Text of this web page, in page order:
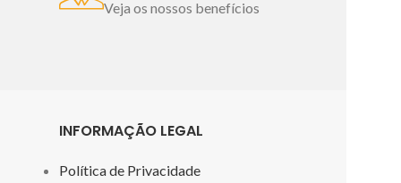
Veja os nossos benefícios
INFORMAÇÃO LEGAL
Política de Privacidade